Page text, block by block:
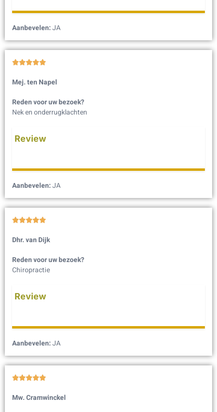
Aanbevelen:JA

Mej. ten Napel
Reden voor uw bezoek?
Nek en onderrugklachten
Review
Aanbevelen:JA

Dhr. van Dijk
Reden voor uw bezoek?
Chiropractie
Review
Aanbevelen:JA

Mw. Cramwinckel